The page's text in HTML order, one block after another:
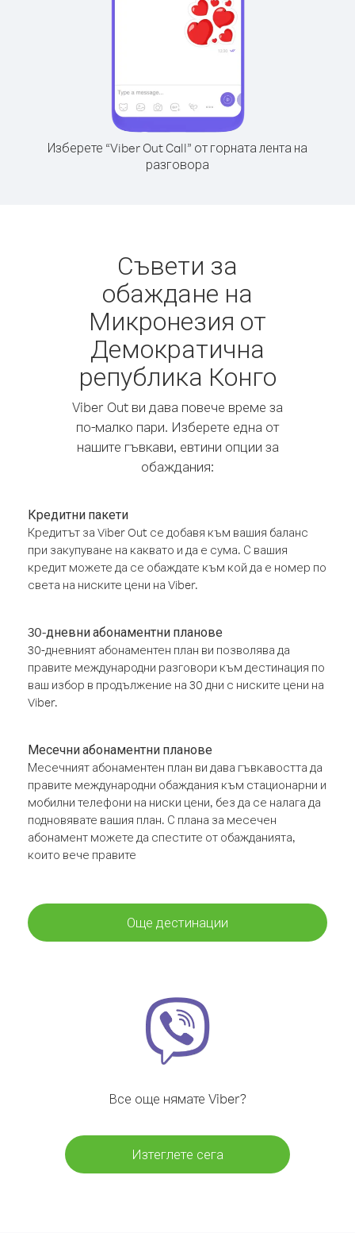
Изберете “Viber Out Call” от горната лента на
разговора
Съвети за
обаждане на
Микронезия от
Демократична
република Конго
Viber Out ви дава повече време за
по-малко пари. Изберете една от
нашите гъвкави, евтини опции за
обаждания:
Кредитни пакети
Кредитът за Viber Out се добавя към вашия баланс
при закупуване на каквато и да е сума. С вашия
кредит можете да се обаждате към кой да е номер по
света на ниските цени на Viber.
30-дневни абонаментни планове
30-дневният абонаментен план ви позволява да
правите международни разговори към дестинация по
ваш избор в продължение на 30 дни с ниските цени на
Viber.
Месечни абонаментни планове
Месечният абонаментен план ви дава гъвкавостта да
правите международни обаждания към стационарни и
мобилни телефони на ниски цени, без да се налага да
подновявате вашия план. С плана за месечен
абонамент можете да спестите от обажданията,
които вече правите
Още дестинации
Все още нямате Viber?
Изтеглете сега